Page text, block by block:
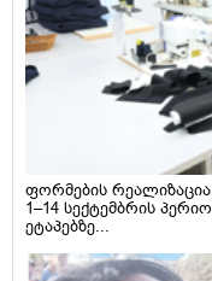
ფორმების
1–14 სექტემბრის
ეტაპებზე...